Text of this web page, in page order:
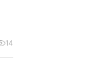
14